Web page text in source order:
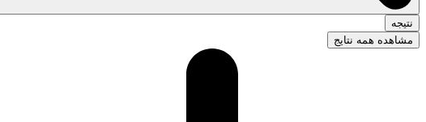
نتیجه
مشاهده همه نتایج